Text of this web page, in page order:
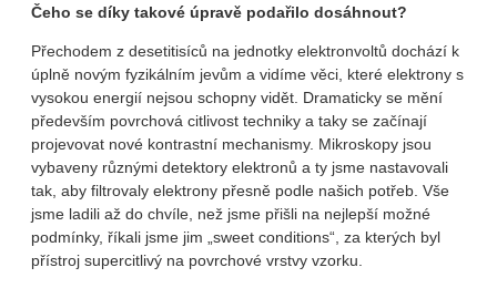
Čeho se díky takové úpravě podařilo dosáhnout?
Přechodem z desetitisíců na jednotky elektronvoltů dochází k
úplně novým fyzikálním jevům a vidíme věci, které elektrony s
vysokou energií nejsou schopny vidět. Dramaticky se mění
především povrchová citlivost techniky a taky se začínají
projevovat nové kontrastní mechanismy. Mikroskopy jsou
vybaveny různými detektory elektronů a ty jsme nastavovali
tak, aby filtrovaly elektrony přesně podle našich potřeb. Vše
jsme ladili až do chvíle, než jsme přišli na nejlepší možné
podmínky, říkali jsme jim „sweet conditions“, za kterých byl
přístroj supercitlivý na povrchové vrstvy vzorku.